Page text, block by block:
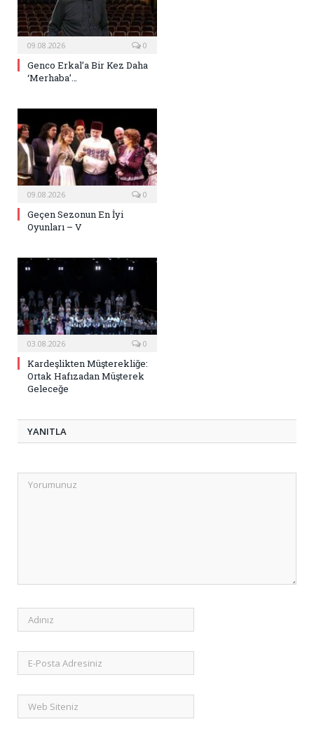
09.08.2026 0
Genco Erkal’a Bir Kez Daha
‘Merhaba’…
09.08.2026 0
Geçen Sezonun En İyi
Oyunları – V
03.08.2026 0
Kardeşlikten Müşterekliğe:
Ortak Hafızadan Müşterek
Geleceğe
YANITLA